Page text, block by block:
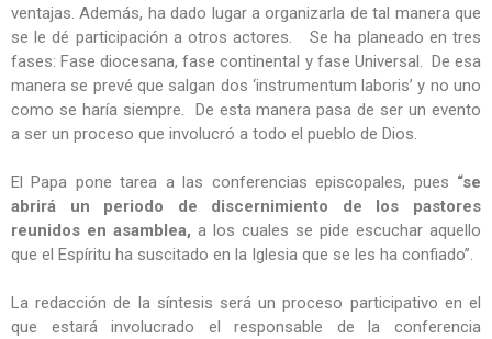
ventajas. Además, ha dado lugar a organizarla de tal manera que
se le dé participación a otros actores. Se ha planeado en tres
fases: Fase diocesana, fase continental y fase Universal. De esa
manera se prevé que salgan dos ‘instrumentum laboris’ y no uno
como se haría siempre. De esta manera pasa de ser un evento
a ser un proceso que involucró a todo el pueblo de Dios.
El Papa pone tarea a las conferencias episcopales, pues “se
abrirá un periodo de discernimiento de los pastores
reunidos en asamblea, a los cuales se pide escuchar aquello
que el Espíritu ha suscitado en la Iglesia que se les ha confiado”.
La redacción de la síntesis será un proceso participativo en el
que estará involucrado el responsable de la conferencia